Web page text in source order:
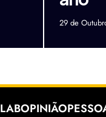
29 de
OPINIÃO